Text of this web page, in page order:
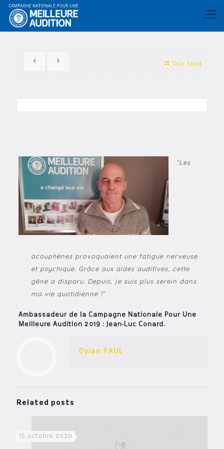
Voir tout
“Les
acouphènes provoquaient une fatigue nerveuse
et psychique. Grâce aux aides auditives, cette
gêne a disparu. Depuis, je suis plus serein dans
ma vie quotidienne !”
Ambassadeur de la Campagne Nationale Pour Une
Meilleure Audition 2019 : Jean-Luc Conard.
Dylan PAUL
Related posts
15 octobre 2020